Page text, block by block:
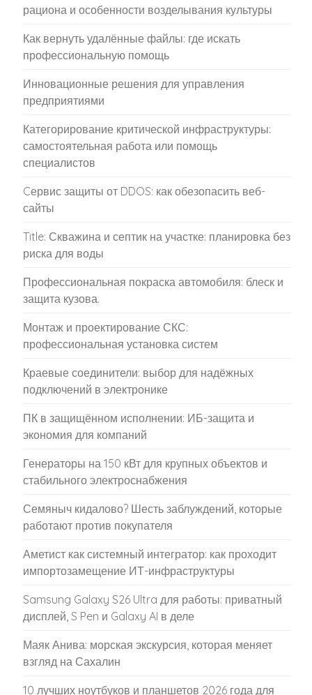
рациона и особенности возделывания культуры
Как вернуть удалённые файлы: где искать
профессиональную помощь
Инновационные решения для управления
предприятиями
Категорирование критической инфраструктуры:
самостоятельная работа или помощь
специалистов
Cервис защиты от DDOS: как обезопасить веб-
сайты
Title: Скважина и септик на участке: планировка без
риска для воды
Профессиональная покраска автомобиля: блеск и
защита кузова.
Монтаж и проектирование СКС:
профессиональная установка систем
Краевые соединители: выбор для надёжных
подключений в электронике
ПК в защищённом исполнении: ИБ-защита и
экономия для компаний
Генераторы на 150 кВт для крупных объектов и
стабильного электроснабжения
Семяныч кидалово? Шесть заблуждений, которые
работают против покупателя
Аметист как системный интегратор: как проходит
импортозамещение ИТ-инфраструктуры
Samsung Galaxy S26 Ultra для работы: приватный
дисплей, S Pen и Galaxy AI в деле
Маяк Анива: морская экскурсия, которая меняет
взгляд на Сахалин
10 лучших ноутбуков и планшетов 2026 года для